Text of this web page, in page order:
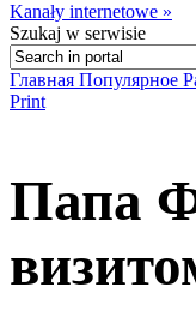
Kanały internetowe »
Szukaj w serwisie
Главная Популярное
Print
Папа